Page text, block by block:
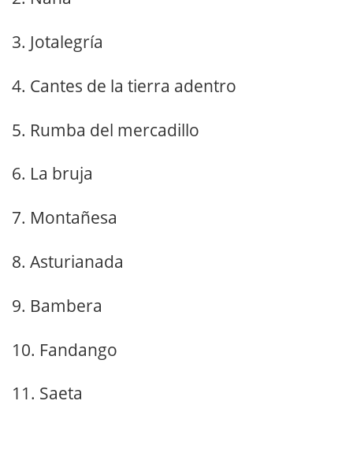
3. Jotalegría
4. Cantes de la tierra adentro
5. Rumba del mercadillo
6. La bruja
7. Montañesa
8. Asturianada
9. Bambera
10. Fandango
11. Saeta